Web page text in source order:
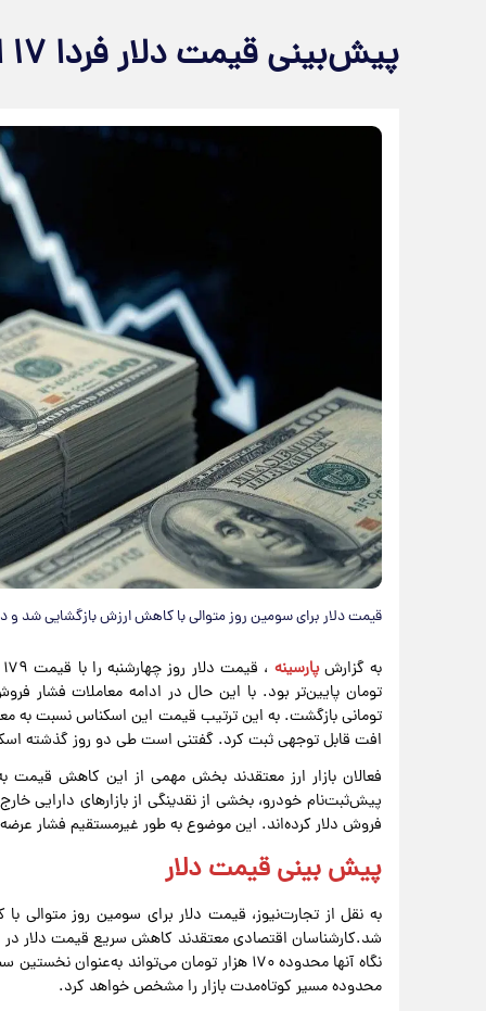
پیش‌بینی قیمت دلار فردا ۱۷ اردیبهشت
قیمت دلار برای سومین روز متوالی با کاهش ارزش بازگشایی شد و در کریدور ۱۷۰ هزار
به گزارش پارسینه
تومانی بازگشت. به این ترتیب قیمت این اسکناس نسبت به
افت قابل توجهی ثبت کرد. گفتنی است طی دو روز گذشته اسکناس دلار افت ۱۶ هزار
فعالان بازار ارز معتقدند بخش مهمی از این کاهش قیمت
پیش‌ثبت‌نام خودرو، بخشی از نقدینگی از بازارهای دارایی
فروش دلار کرده‌اند. این موضوع به طور غیرمستقیم فشار
پیش‌ بینی قیمت دلار
شد.کارشناسان اقتصادی معتقدند کاهش سریع قیمت دلار در
نگاه آنها محدوده ۱۷۰ هزار تومان می‌تواند
محدوده مسیر کوتاه‌مدت بازار را مشخص خواهد کرد.